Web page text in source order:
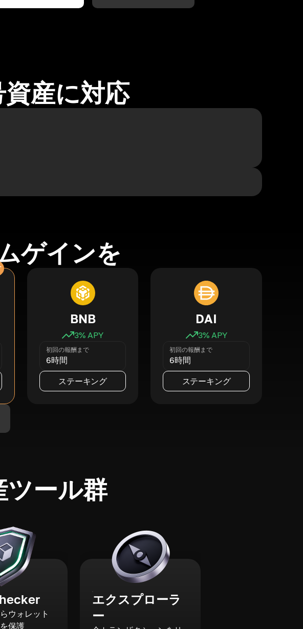
産に対応
ゲインを
BNB
3% APY
初回の報酬まで
6時間
ステーキング
DAI
3% APY
初回の報酬まで
6時間
ステーキング
ツール群
ウォレット
保護
エクスプローラ
ー